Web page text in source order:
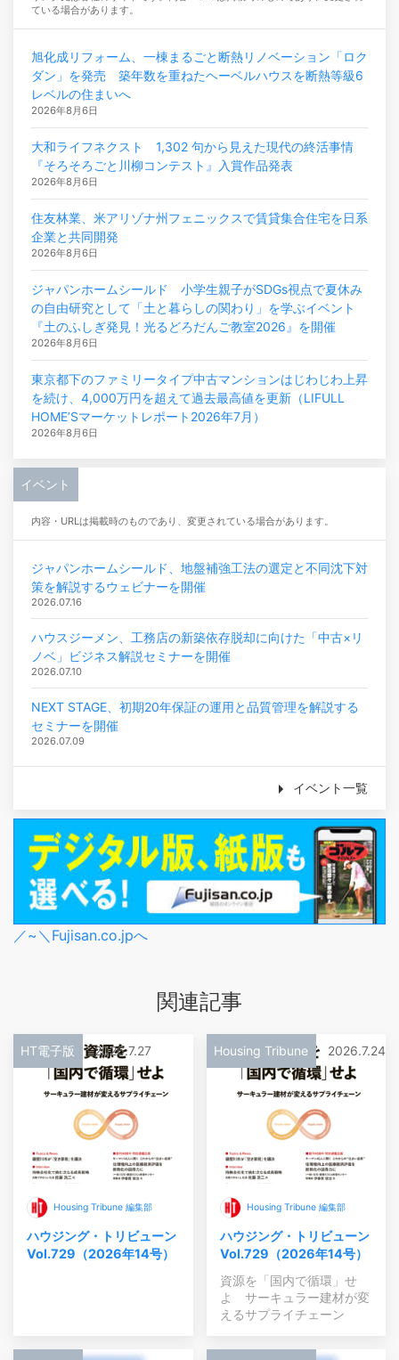
ている場合があります。
旭化成リフォーム、一棟まるごと断熱リノベーション「ロク
ダン」を発売 築年数を重ねたヘーベルハウスを断熱等級6
レベルの住まいへ
2026年8月6日
大和ライフネクスト 1,302 句から見えた現代の終活事情
『そろそろごと川柳コンテスト』入賞作品発表
2026年8月6日
住友林業、米アリゾナ州フェニックスで賃貸集合住宅を日系
企業と共同開発
2026年8月6日
ジャパンホームシールド 小学生親子がSDGs視点で夏休み
の自由研究として「土と暮らしの関わり」を学ぶイベント
『土のふしぎ発見！光るどろだんご教室2026』を開催
2026年8月6日
東京都下のファミリータイプ中古マンションはじわじわ上昇
を続け、4,000万円を超えて過去最高値を更新（LIFULL
HOME’Sマーケットレポート2026年7月）
2026年8月6日
イベント
内容・URLは掲載時のものであり、変更されている場合があります。
ジャパンホームシールド、地盤補強工法の選定と不同沈下対
策を解説するウェビナーを開催
2026.07.16
ハウスジーメン、工務店の新築依存脱却に向けた「中古×リ
ノベ」ビジネス解説セミナーを開催
2026.07.10
NEXT STAGE、初期20年保証の運用と品質管理を解説する
セミナーを開催
2026.07.09
イベント一覧
／~＼Fujisan.co.jpへ
関連記事
HT電子版 2026.7.27
Housing Tribune 編集部
ハウジング・トリビューン
Vol.729（2026年14号）
Housing Tribune 2026.7.24
Housing Tribune 編集部
ハウジング・トリビューン
Vol.729（2026年14号）
資源を「国内で循環」せ
よ サーキュラー建材が変
えるサプライチェーン